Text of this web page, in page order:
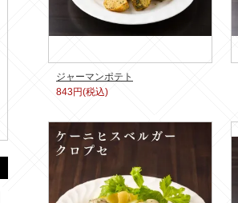
ジャーマンポテト
843円(税込)